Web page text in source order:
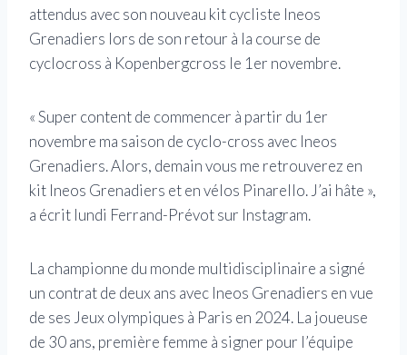
attendus avec son nouveau kit cycliste Ineos
Grenadiers lors de son retour à la course de
cyclocross à Kopenbergcross le 1er novembre.
« Super content de commencer à partir du 1er
novembre ma saison de cyclo-cross avec Ineos
Grenadiers. Alors, demain vous me retrouverez en
kit Ineos Grenadiers et en vélos Pinarello. J’ai hâte »,
a écrit lundi Ferrand-Prévot sur Instagram.
La championne du monde multidisciplinaire a signé
un contrat de deux ans avec Ineos Grenadiers en vue
de ses Jeux olympiques à Paris en 2024. La joueuse
de 30 ans, première femme à signer pour l’équipe